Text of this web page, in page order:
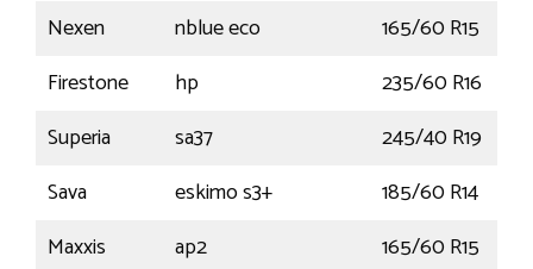
Nexen
nblue eco 165/60 R15
Firestone
hp 235/60 R16
Superia
sa37 245/40 R19
Sava
eskimo s3+ 185/60 R14
Maxxis
ap2 165/60 R15